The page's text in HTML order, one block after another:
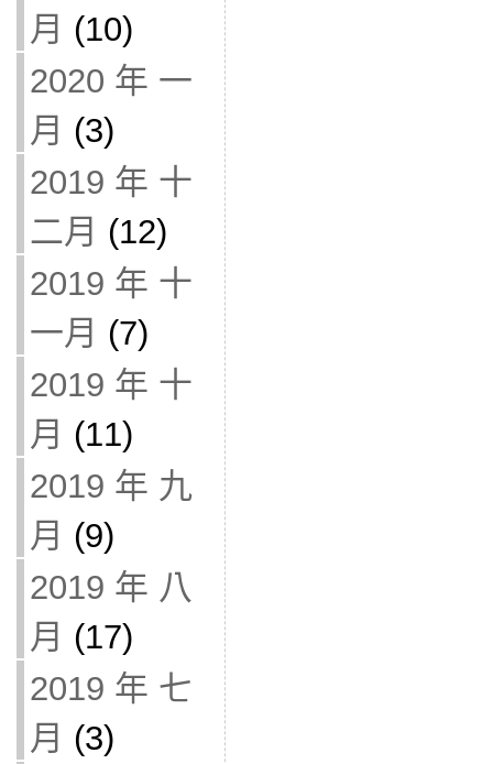
月 (10)
2020 年 一
月 (3)
2019 年 十
二月 (12)
2019 年 十
一月 (7)
2019 年 十
月 (11)
2019 年 九
月 (9)
2019 年 八
月 (17)
2019 年 七
月 (3)